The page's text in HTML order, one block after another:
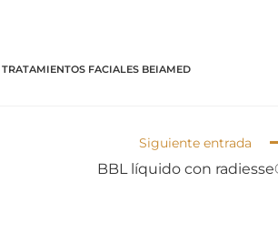
TRATAMIENTOS FACIALES BEIAMED
Siguiente entrada
BBL líquido con